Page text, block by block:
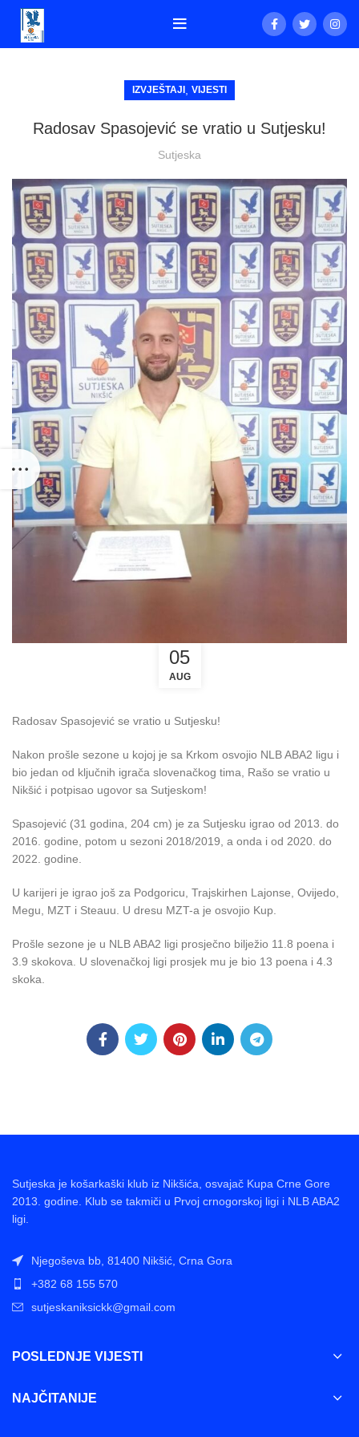
IZVJEŠTAJI VIJESTI
Radosav Spasojević se vratio u Sutjesku!
Sutjeska
05
AUG
Radosav Spasojević se vratio u Sutjesku!
Nakon prošle sezone u kojoj je sa Krkom osvojio NLB ABA2 ligu i
bio jedan od ključnih igrača slovenačkog tima, Rašo se vratio u
Nikšić i potpisao ugovor sa Sutjeskom!
Spasojević (31 godina, 204 cm) je za Sutjesku igrao od 2013. do
2016. godine, potom u sezoni 2018/2019, a onda i od 2020. do
2022. godine.
U karijeri je igrao još za Podgoricu, Trajskirhen Lajonse, Ovijedo,
Megu, MZT i Steauu. U dresu MZT-a je osvojio Kup.
Prošle sezone je u NLB ABA2 ligi prosječno bilježio 11.8 poena i
3.9 skokova. U slovenačkoj ligi prosjek mu je bio 13 poena i 4.3
skoka.
Sutjeska je košarkaški klub iz Nikšića, osvajač Kupa Crne Gore
2013. godine. Klub se takmiči u Prvoj crnogorskoj ligi i NLB ABA2
ligi.
Njegoševa bb, 81400 Nikšić, Crna Gora
+382 68 155 570
sutjeskaniksickk@gmail.com
POSLEDNJE VIJESTI
NAJČITANIJE